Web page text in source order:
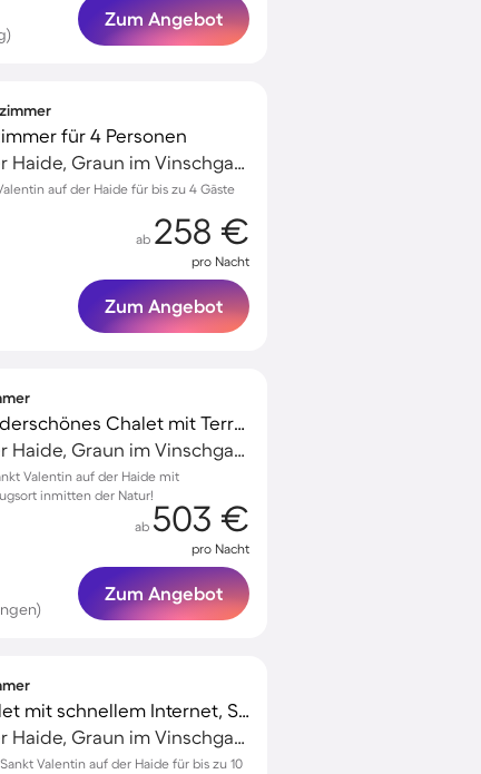
Zum Angebot
für 4 Personen
Sankt Valentin auf der Haide, Graun im Vinschgau, Italien
auf der Haide für bis zu 4 Gäste
ab 258 €
pro Nacht
Zum Angebot
Voll ausgestattetes wunderschönes Chalet mit Terrasse und Sauna | Skifahren in der Nähe
Sankt Valentin auf der Haide, Graun im Vinschgau, Italien
Valentin auf der Haide mit
inmitten der Natur!
ab 503 €
pro Nacht
Zum Angebot
Voll ausgestattetes Chalet mit schnellem Internet, Sauna und Terrasse | Seeblick | Nah am Skifahren | Perfekt für die Arbeit von Zuhause | Haustiere sind willkommen
Sankt Valentin auf der Haide, Graun im Vinschgau, Italien
Valentin auf der Haide für bis zu 10